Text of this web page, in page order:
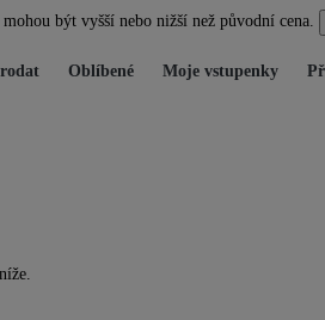
být vyšší nebo nižší než původní cena.
Oblíbené Moje vstupenky